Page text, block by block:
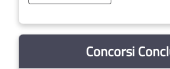
Concorsi